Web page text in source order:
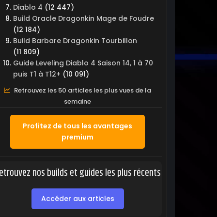
Diablo 4 (12 447)
Build Oracle Dragonkin Mage de Foudre
(12 184)
Build Barbare Dragonkin Tourbillon
(11 809)
Guide Leveling Diablo 4 Saison 14, 1 à 70
puis T1 à T12+ (10 091)
Retrouvez les 50 articles les plus vues de la
semaine
Profitez de tous les avantages
premium
nos builds et guides les plus récents
Accéder aux articles